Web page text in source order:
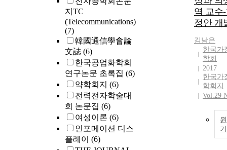
지TC
(Telecommunications)
(7)
韓國通信學會論
文誌 (6)
한국공업화학회
연구논문 초록집 (6)
약학회지 (6)
전력전자학술대
회 논문집 (6)
여성이론 (6)
인포메이션 디스
플레이 (6)
역 교수
정안 개
김남은
한국가
학회
2017
한국가
학회지
Vol.29